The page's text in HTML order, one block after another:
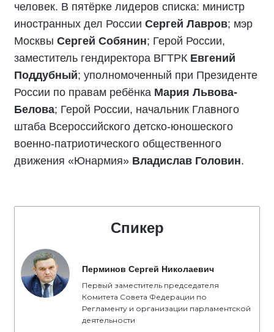
человек. В пятёрке лидеров списка: министр
иностранных дел России Сергей Лавров; мэр
Москвы Сергей Собянин; Герой России,
заместитель гендиректора ВГТРК Евгений
Поддубный; уполномоченный при Президенте
России по правам ребёнка Мария Львова-
Белова; Герой России, начальник Главного
штаба Всероссийского детско-юношеского
военно-патриотического общественного
движения «Юнармия» Владислав Головин.
Спикер
Перминов Сергей Николаевич
Первый заместитель председателя
Комитета Совета Федерации по
Регламенту и организации парламентской
деятельности